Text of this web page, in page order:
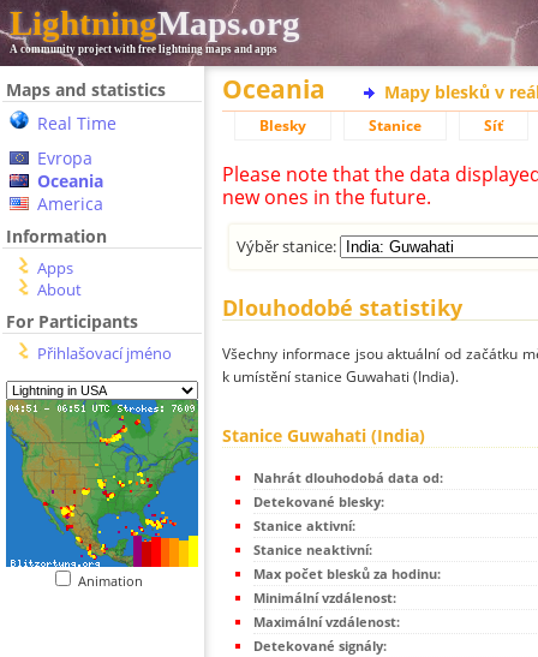
LightningMaps.org
A community project with free lightning maps and apps
Maps and statistics
Real Time
Evropa
Oceania
America
Information
Apps
About
For Participants
Přihlašovací jméno
Animation
Oceania Mapy blesků v
Blesky Stanice Síť
Please note that the data
new ones in the future.
Výběr stanice:
Dlouhodobé statistiky
Všechny informace jsou aktuální od začátku
k umístění stanice Guwahati (India).
Stanice Guwahati (India)
Nahrát dlouhodobá data od:
Detekované blesky:
Stanice aktivní:
Stanice neaktivní:
Max počet blesků za hodinu:
Minimální vzdálenost:
Maximální vzdálenost:
Detekované signály: